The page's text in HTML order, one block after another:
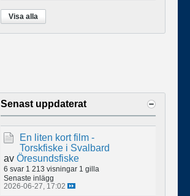
Visa alla
Senast uppdaterat
En liten kort film -
Torskfiske i Svalbard
av Öresundsfiske
6 svar 1 213 visningar 1 gilla
Senaste inlägg
2026-06-27, 17:02